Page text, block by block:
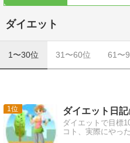
ダイエット
1〜30位 31〜60位 61〜
1 ダイエット日
ダイエットで目標
コト、実際にやっ